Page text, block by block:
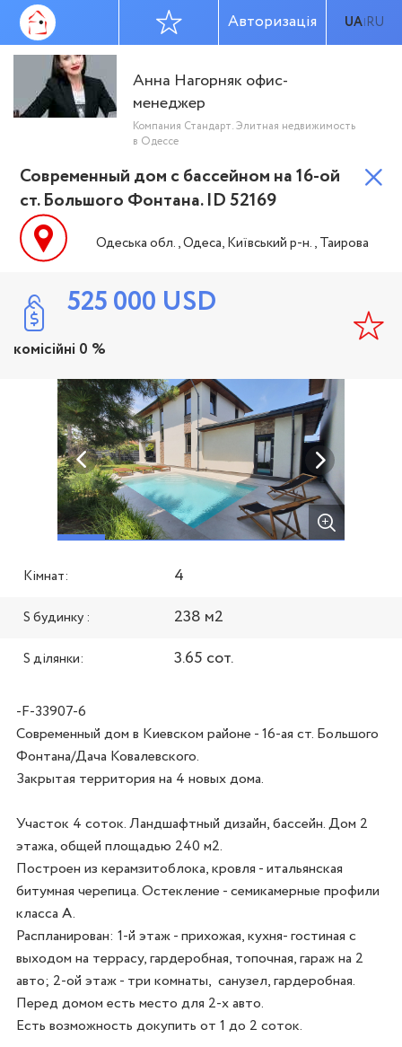
UA|RU
Авторизація
Анна Нагорняк офис-
менеджер
Компания Стандарт. Элитная недвижимость
в Одессе
Современный дом с бассейном на 16-ой
ст. Большого Фонтана. ID 52169
Одеська обл., Одеса, Київський р-н., Таирова
525 000 USD
комісійні 0 %
Кімнат: 4
S будинку : 238 м2
S ділянки: 3.65 сот.
-F-33907-6
Современный дом в Киевском районе - 16-ая ст. Большого
Фонтана/Дача Ковалевского.
Закрытая территория на 4 новых дома.
Участок 4 соток. Ландшафтный дизайн, бассейн. Дом 2
этажа, общей площадью 240 м2.
Построен из керамзитоблока, кровля - итальянская
битумная черепица. Остекление - семикамерные профили
класса А.
Распланирован: 1-й этаж - прихожая, кухня- гостиная с
выходом на террасу, гардеробная, топочная, гараж на 2
авто; 2-ой этаж - три комнаты,  санузел, гардеробная.
Перед домом есть место для 2-х авто.